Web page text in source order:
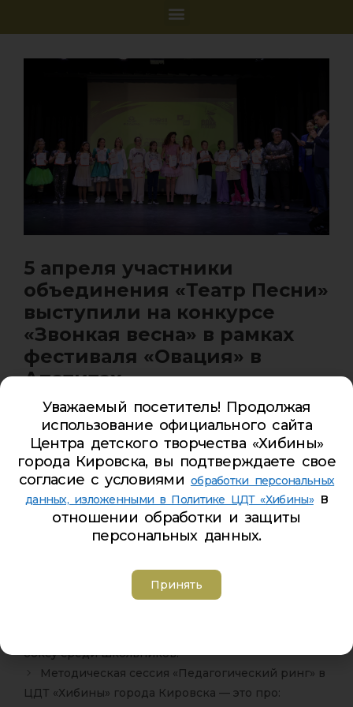
5 апреля участники
объединения «Театр Песни»
выступили на конкурсе
«Звонкая весна» в рамках
фестиваля «Овация» в
Апатитах.
14/04/2025 отRoman Gnilorybov
Поздравляем наших юных артистов с отличным
выступлением и желаем дальнейших успехов!
Эстрадный вокал:
Лауреат III степени — Шишкина Мария
Народный вокал:
боксу среди школьников.
Методическая сессия «Педагогический ринг» в
ЦДТ «Хибины» города Кировска — это про:
Уважаемый посетитель! Продолжая
использование официального сайта
Центра детского творчества «Хибины»
города Кировска, вы подтверждаете свое
согласие с условиями обработки персональных
данных, изложенными в Политике ЦДТ «Хибины»в
отношении обработки и защиты
персональных данных.
Принять